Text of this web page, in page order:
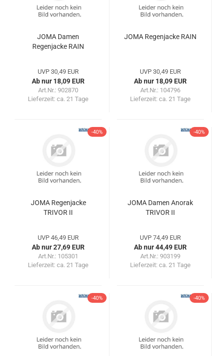
JOMA Damen
Regenjacke RAIN
UVP 30,49 EUR
Ab nur 18,09 EUR
Art.Nr.: 902870
Lieferzeit: ca. 21 Tage
JOMA Regenjacke RAIN
UVP 30,49 EUR
Ab nur 18,09 EUR
Art.Nr.: 104796
Lieferzeit: ca. 21 Tage
-40%
JOMA Regenjacke
TRIVOR II
UVP 46,49 EUR
Ab nur 27,69 EUR
Art.Nr.: 105301
Lieferzeit: ca. 21 Tage
-40%
JOMA Damen Anorak
TRIVOR II
UVP 74,49 EUR
Ab nur 44,49 EUR
Art.Nr.: 903199
Lieferzeit: ca. 21 Tage
-40% -40%